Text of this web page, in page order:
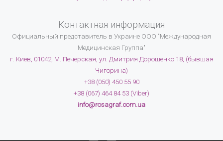
Контактная информация
Официальный представитель в Украине ООО "Международная
Медицинская Группа"
г. Киев, 01042, М. Печерская, ул. Дмитрия Дорошенко 18, (бывшая
Чигорина)
+38 (050) 450 55 90
+38 (067) 464 84 53 (Viber)
info@rosagraf.com.ua